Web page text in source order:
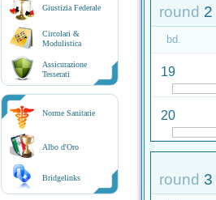
Giustizia Federale
Circolari &
Modulistica
Assicurazione
Tesserati
Norme Sanitarie
Albo d'Oro
Bridgelinks
round 2
bd.
19
20
round 3